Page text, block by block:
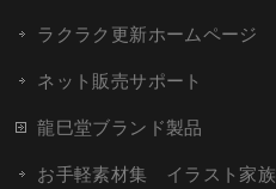
ラクラク更新ホームページ
ネット販売サポート
龍巳堂ブランド製品
お手軽素材集 イラスト家族